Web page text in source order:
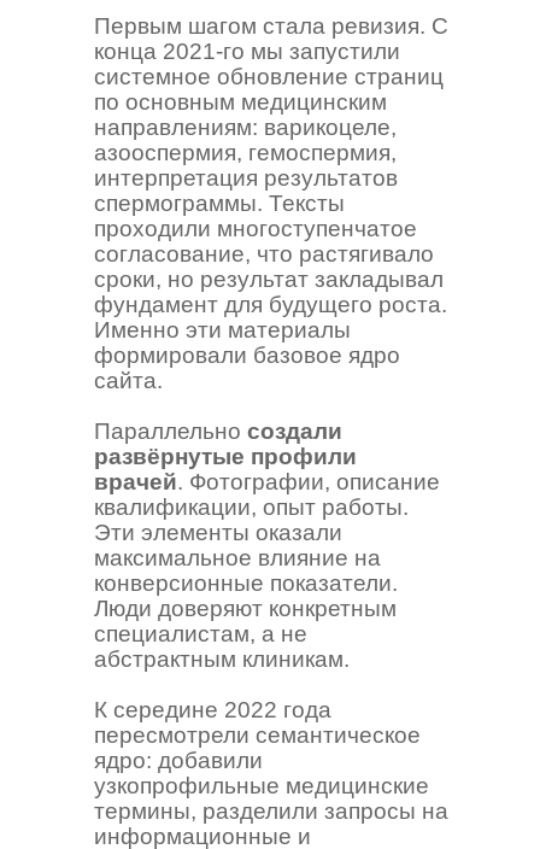
Первым шагом стала ревизия. С
конца 2021-го мы запустили
системное обновление страниц
по основным медицинским
направлениям: варикоцеле,
азооспермия, гемоспермия,
интерпретация результатов
спермограммы. Тексты
проходили многоступенчатое
согласование, что растягивало
сроки, но результат закладывал
фундамент для будущего роста.
Именно эти материалы
формировали базовое ядро
сайта.
Параллельно создали
развёрнутые профили
врачей. Фотографии, описание
квалификации, опыт работы.
Эти элементы оказали
максимальное влияние на
конверсионные показатели.
Люди доверяют конкретным
специалистам, а не
абстрактным клиникам.
К середине 2022 года
пересмотрели семантическое
ядро: добавили
узкопрофильные медицинские
термины, разделили запросы на
информационные и